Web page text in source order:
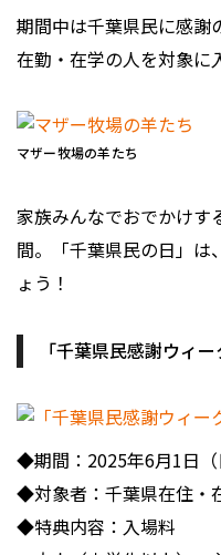
期間中は千葉県民に感謝
在勤・在学の人を対象に
マザー牧場の羊たち
家族みんなでおでかけす
間。「千葉県民の日」は
ょう！
「千葉県民感謝ウィ
◆期間：2025年6月1日（
◆対象者：千葉県在住・
◆特典内容：入場料